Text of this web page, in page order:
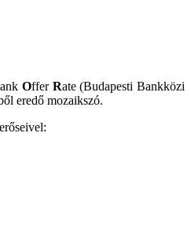
ank Offer Rate (Budapesti Bankközi
eredő mozaikszó.